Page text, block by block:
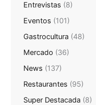
Entrevistas (8)
Eventos (101)
Gastrocultura (48)
Mercado (36)
News (137)
Restaurantes (95)
Super Destacada (8)